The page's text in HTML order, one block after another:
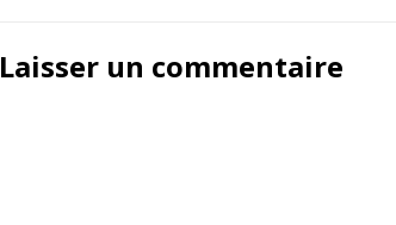
Laisser un commentaire